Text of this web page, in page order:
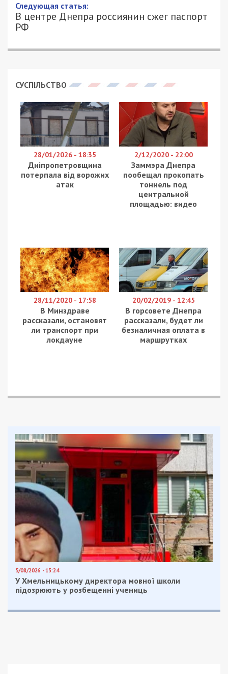
Следующая статья:
В центре Днепра россиянин сжег паспорт
РФ
СУСПІЛЬСТВО
28/01/2026 - 18:35
Дніпропетровщина
потерпала від ворожих
атак
2/12/2020 - 22:00
Заммэра Днепра
пообещал прокопать
тоннель под
центральной
площадью: видео
28/11/2020 - 17:58
В Минздраве
рассказали, остановят
ли транспорт при
локдауне
20/02/2019 - 12:45
В горсовете Днепра
рассказали, будет ли
безналичная оплата в
маршрутках
5/08/2026 - 13:24
У Хмельницькому директора мовної школи
підозрюють у розбещенні учениць